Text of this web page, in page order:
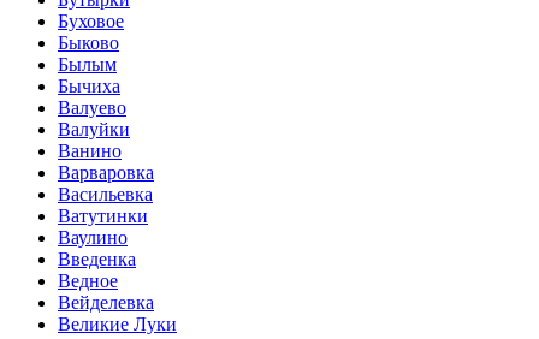
Буховое
Быково
Былым
Бычиха
Валуево
Валуйки
Ванино
Варваровка
Васильевка
Ватутинки
Ваулино
Введенка
Ведное
Вейделевка
Великие Луки